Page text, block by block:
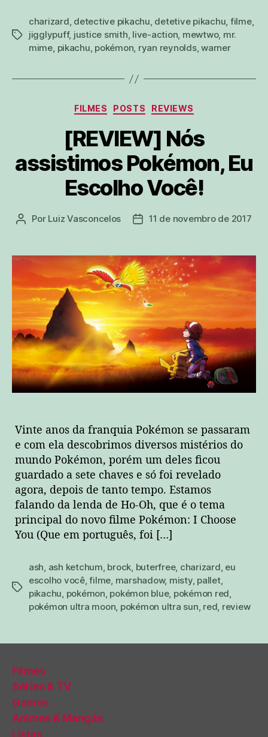
tags
charizard, detective pikachu, detetive pikachu, filme,
jigglypuff, justice smith, live-action, mewtwo, mr.
mime, pikachu, pokémon, ryan reynolds,warner
Categorias
FILMES POSTS REVIEWS
[REVIEW] Nós
assistimos Pokémon, Eu
Escolho Você!
Autor
Por Luiz Vasconcelos
Data11 de novembro de 2017
Vinte anos da franquia Pokémon se passaram
e com ela descobrimos diversos mistérios do
mundo Pokémon, porém um deles ficou
guardado a sete chaves e só foi revelado
agora, depois de tanto tempo. Estamos
falando da lenda de Ho-Oh, que é o tema
principal do novo filme Pokémon: I Choose
You (Que em português, foi […]
tags
ash, ash ketchum, brock, buterfree, charizard, eu
escolho você,filme, marshadow, misty, pallet,
pikachu, pokémon, pokémon blue, pokémon red,
pokémon ultra moon, pokémon ultra sun, red, review
Filmes
Séries & TV
Games
Animes & Mangás
Listas